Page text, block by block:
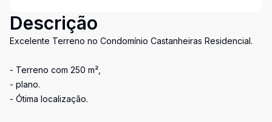
Descrição
Excelente Terreno no Condomínio Castanheiras Residencial.
- Terreno com 250 m²,
- plano.
- Ótima localização.